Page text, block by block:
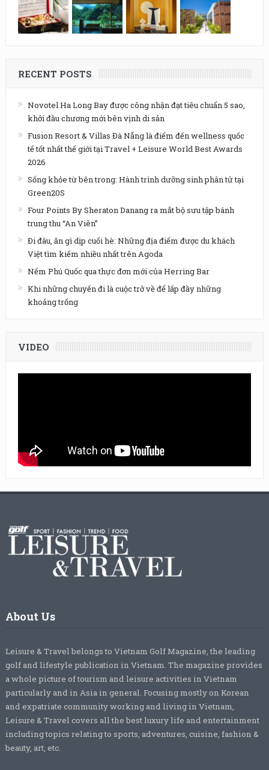
RECENT POSTS
Novotel Ha Long Bay được công nhận đạt tiêu chuẩn 5 sao,
khởi đầu chương mới bên vịnh di sản
Fusion Resort & Villas Đà Nẵng là điểm đến wellness quốc
tế tốt nhất thế giới tại Travel + Leisure World Best Awards
2026
Sống khỏe từ bên trong: Hành trình dưỡng sinh phân tử tại
Green20S
Four Points By Sheraton Danang ra mắt bộ sưu tập bánh
trung thu “An Viên”
Đi đâu, ăn gì dịp cuối hè: Những địa điểm được du khách
Việt tìm kiếm nhiều nhất trên Agoda
Nếm Phú Quốc qua thực đơn mới của Herring Bar
Khi những chuyến đi là cuộc trở về để lấp đầy những
khoảng trống
VIDEO
About Us
Leisure & Travel belongs to Vietnam Golf Magazine, the leading
golf and lifestyle publication in Vietnam. The magazine provides
a whole picture of tourism and leisure activities in Vietnam
particularly and in Asia in general. Focusing mostly on Korean
and expatriate community working and living in Vietnam,
Leisure & Travel covers all the best luxury life and entertainment
including topics relating to sports, adventures, cuisine, fashion &
beauty, art, etc.